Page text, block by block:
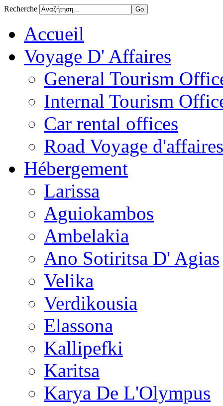
Recherche
Accueil
Voyage D' Affaires
General Tourism
Internal Tourism
Car rental offices
Road Voyage
Hébergement
Larissa
Aguiokambos
Ambelakia
Ano Sotiritsa D' Agias
Velika
Verdikousia
Elassona
Kallipefki
Karitsa
Karya De L'Olympus